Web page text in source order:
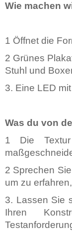
Wie machen
1 Öffnet die
2 Grünes
Stuhl und
3. Eine LED
Was du von
1
Die
2 Sprechen
um zu
3. Lassen Sie
Ihren